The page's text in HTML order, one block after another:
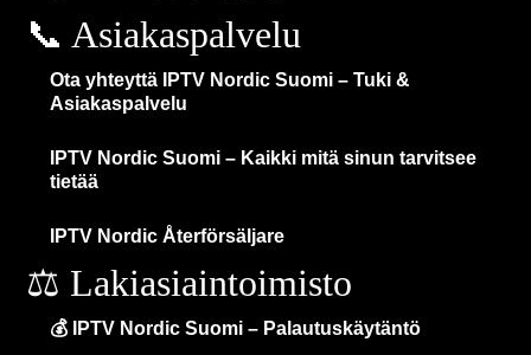
📞 Asiakaspalvelu
Ota yhteyttä IPTV Nordic Suomi – Tuki &
Asiakaspalvelu
IPTV Nordic Suomi – Kaikki mitä sinun tarvitsee
tietää
IPTV Nordic Återförsäljare
⚖️ Lakiasiaintoimisto
💰 IPTV Nordic Suomi – Palautuskäytäntö